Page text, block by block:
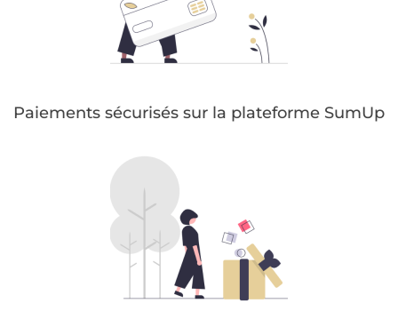
Paiements sécurisés sur la plateforme SumUp